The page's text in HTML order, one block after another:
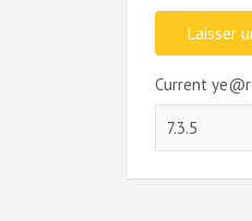
Current ye@r